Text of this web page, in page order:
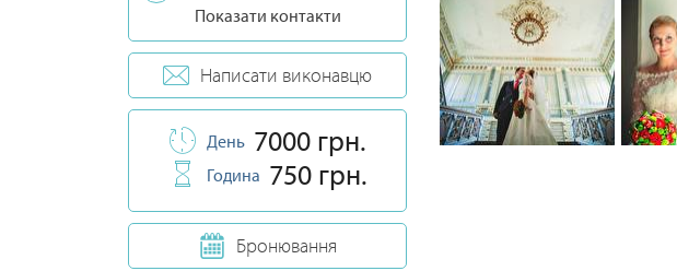
Показати контакти
Написати виконавцю
День 7000 грн.
Година 750 грн.
Бронювання